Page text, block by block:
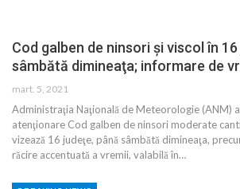
Cod galben de ninsori şi viscol în
sâmbătă dimineaţa; informare de
mart. 5, 2021
Administraţia Naţională de Meteorologie (ANM)
atenţionare Cod galben de ninsori moderate
vizează 16 judeţe, până sâmbătă dimineaţa,
răcire accentuată a vremii, valabilă în…